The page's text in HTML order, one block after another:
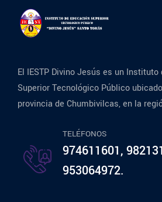
El IESTP Divino Jesús es un Instituto
Superior Tecnológico Público
provincia de Chumbivilcas, en la
TELÉFONOS
974611601,
953064972.